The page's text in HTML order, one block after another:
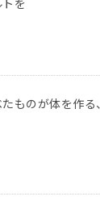
トを
ものが体を作